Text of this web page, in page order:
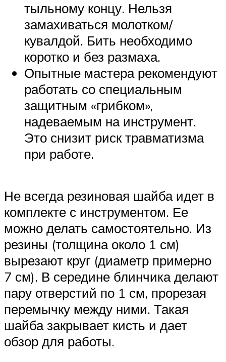
тыльному концу. Нельзя
замахиваться молотком/
кувалдой. Бить необходимо
коротко и без размаха.
Опытные мастера рекомендуют
работать со специальным
защитным «грибком»,
надеваемым на инструмент.
Это снизит риск травматизма
при работе.
Не всегда резиновая шайба идет в
комплекте с инструментом. Ее
можно делать самостоятельно. Из
резины (толщина около 1 см)
вырезают круг (диаметр примерно
7 см). В середине блинчика делают
пару отверстий по 1 см, прорезая
перемычку между ними. Такая
шайба закрывает кисть и дает
обзор для работы.